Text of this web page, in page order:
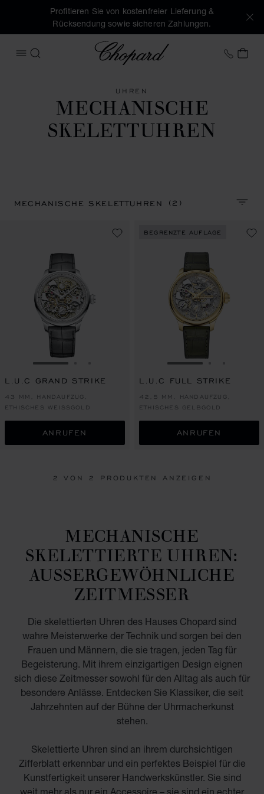
Profitieren Sie von kostenfreier Lieferung &
Rücksendung sowie sicheren Zahlungen.
MENÜ ÖFFNEN
SUCHEN
Chopard +49
UHREN
MECHANISCHE
SKELETTUHREN
MECHANISCHE SKELETTUHREN(2)
ZUR FOLIE GEHEN 1
ZUR FOLIE GEHEN 2
ZUR FOLIE GEHEN 3
L.U.C GRAND STRIKE
43 MM, HANDAUFZUG,
ETHISCHES WEISSGOLD
ANRUFEN
BEGRENZTE AUFLAGE
ZUR FOLIE
L.U.C FULL STRIKE
42,5 MM, HANDAUFZUG,
ETHISCHES GELBGOLD
ANRUFEN
2 VON 2 PRODUKTEN ANZEIGEN
MECHANISCHE
SKELETTIERTE UHREN:
AUSSERGEWÖHNLICHE Z
EITMESSER
Die skelettierten Uhren des Hauses Chopard sind
wahre Meisterwerke der Technik und sorgen bei den
Frauen und Männern, die sie tragen, jeden Tag für
Begeisterung. Mit ihrem einzigartigen Design eignen
sich diese Zeitmesser sowohl für den Alltag als auch für
besondere Anlässe. Entdecken Sie Klassiker, die seit
Jahrzehnten auf der Bühne der Uhrmacherkunst
stehen.
Skelettierte Uhren sind an ihrem durchsichtigen
Zifferblatt erkennbar und ein perfektes Beispiel für die
Kunstfertigkeit unserer Handwerkskünstler. Sie sind
weit mehr als nur ein Accessoire – sie sind ein echter